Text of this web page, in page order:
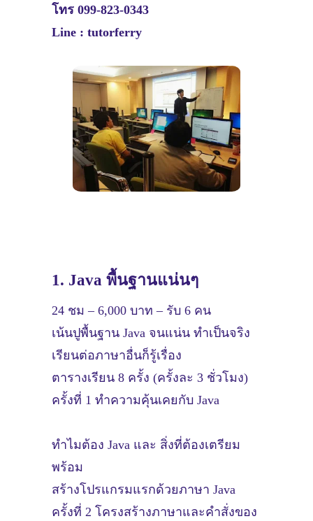
โทร 099-823-0343
Line : tutorferry
1. Java พื้นฐานแน่นๆ
24 ชม – 6,000 บาท – รับ 6 คน
เน้นปูพื้นฐาน Java จนแน่น ทำเป็นจริง
เรียนต่อภาษาอื่นก็รู้เรื่อง
ตารางเรียน 8 ครั้ง (ครั้งละ 3 ชั่วโมง)
ครั้งที่ 1 ทำความคุ้นเคยกับ Java
ทำไมต้อง Java และ สิ่งที่ต้องเตรียม
พร้อม
สร้างโปรแกรมแรกด้วยภาษา Java
ครั้งที่ 2 โครงสร้างภาษาและคำสั่งของ